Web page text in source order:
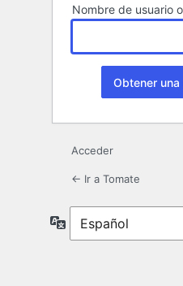
Nombre de usuario
Acceder
← Ir a Tomate
Idioma